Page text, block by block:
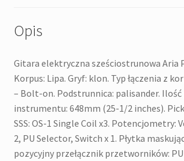
Opis
Gitara elektryczna sześciostrunowa Aria
Korpus: Lipa. Gryf: klon. Typ łączenia z
– Bolt-on. Podstrunnica: palisander. Ilość
instrumentu: 648mm (25-1/2 inches).
SSS: OS-1 Single Coil x3. Potencjometry:
2, PU Selector, Switch x 1. Płytka
pozycyjny przełącznik przetworników: